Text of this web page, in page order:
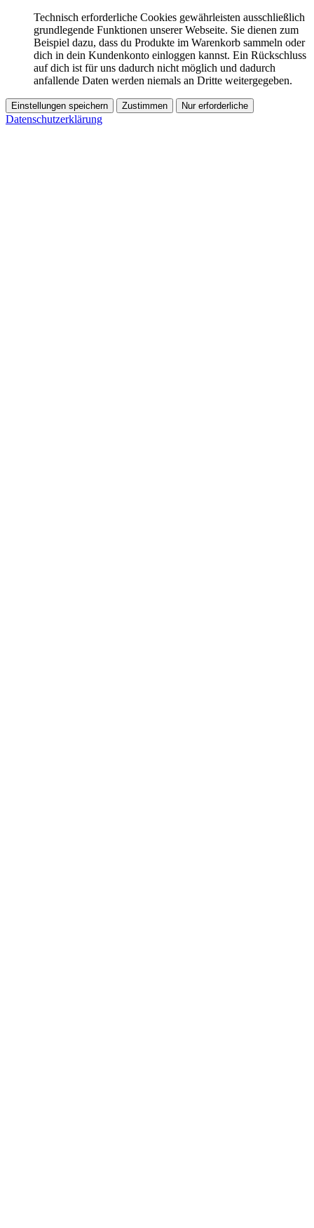
Technisch erforderliche Cookies gewährleisten ausschließlich
grundlegende Funktionen unserer Webseite. Sie dienen zum
Beispiel dazu, dass du Produkte im Warenkorb sammeln oder
dich in dein Kundenkonto einloggen kannst. Ein Rückschluss
auf dich ist für uns dadurch nicht möglich und dadurch
anfallende Daten werden niemals an Dritte weitergegeben.
Einstellungen speichern Zustimmen Nur erforderliche
Datenschutzerklärung